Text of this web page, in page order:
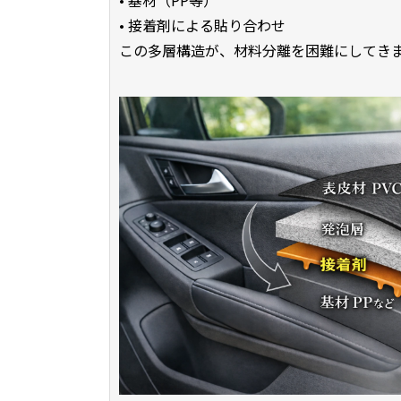
• 接着剤による貼り合わせ
この多層構造が、材料分離を困難にしてき